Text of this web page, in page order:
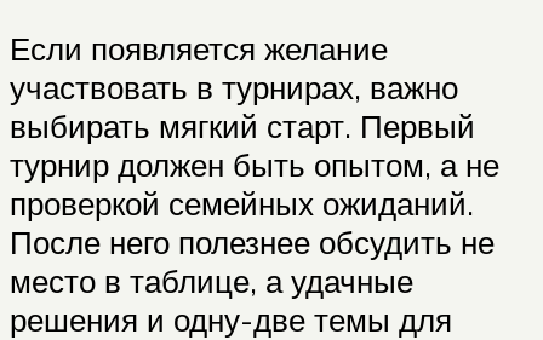
Если появляется желание
участвовать в турнирах, важно
выбирать мягкий старт. Первый
турнир должен быть опытом, а не
проверкой семейных ожиданий.
После него полезнее обсудить не
место в таблице, а удачные
решения и одну-две темы для